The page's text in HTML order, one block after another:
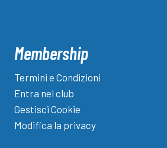
Membership
Termini e Condizioni
Entra nel club
Gestisci Cookie
Modifica la privacy